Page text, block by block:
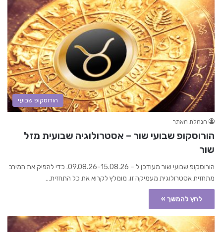
הורוסקופ שבועי
הנהלת האתר
הורוסקופ שבועי שור – אסטרולוגיה שבועית מזל
שור
הורוסקופ שבועי שור מעודכן ל – 09.08.26-15.08.26. כדי להפיק את המירב
מתחזית אסטרולוגית מעמיקה זו, מומלץ לקרוא את כל התחזית…
לחץ להמשך »